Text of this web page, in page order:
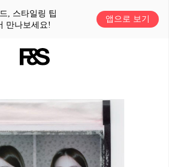
, 스타일링 팁
만나보세요!
앱으로 보기